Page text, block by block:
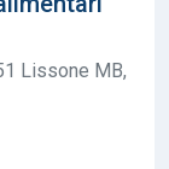
Lissone MB,